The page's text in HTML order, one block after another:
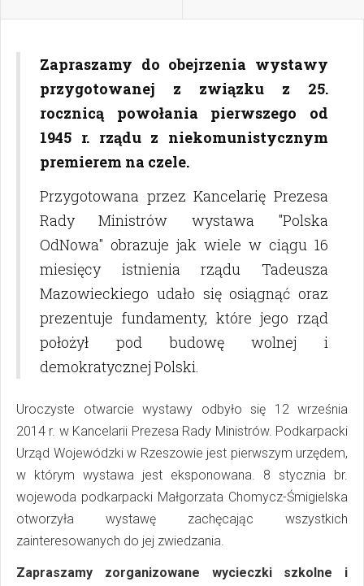
Zapraszamy do obejrzenia wystawy
przygotowanej z związku z 25.
rocznicą powołania pierwszego od
1945 r. rządu z niekomunistycznym
premierem na czele.
Przygotowana przez Kancelarię Prezesa
Rady Ministrów wystawa "Polska
OdNowa" obrazuje jak wiele w ciągu 16
miesięcy istnienia rządu Tadeusza
Mazowieckiego udało się osiągnąć oraz
prezentuje fundamenty, które jego rząd
położył pod budowę wolnej i
demokratycznej Polski.
Uroczyste otwarcie wystawy odbyło się 12 września
2014 r. w Kancelarii Prezesa Rady Ministrów. Podkarpacki
Urząd Wojewódzki w Rzeszowie jest pierwszym urzędem,
w którym wystawa jest eksponowana. 8 stycznia br.
wojewoda podkarpacki Małgorzata Chomycz-Śmigielska
otworzyła wystawę zachęcając wszystkich
zainteresowanych do jej zwiedzania.
Zapraszamy zorganizowane wycieczki szkolne i